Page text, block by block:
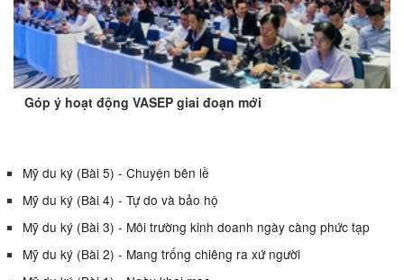
Góp ý hoạt động VASEP giai đoạn mới
Mỹ du ký (Bài 5) - Chuyện bên lề
Mỹ du ký (Bài 4) - Tự do và bảo hộ
Mỹ du ký (Bài 3) - Môi trường kinh doanh ngày càng phức tạp
Mỹ du ký (Bài 2) - Mang trống chiêng ra xứ người